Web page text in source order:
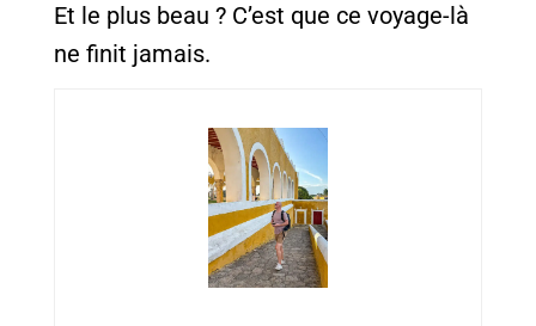
Et le plus beau ? C’est que ce voyage-là
ne finit jamais.